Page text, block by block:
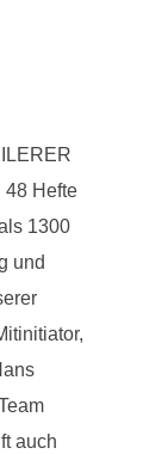
48 Hefte
1300
und
auch